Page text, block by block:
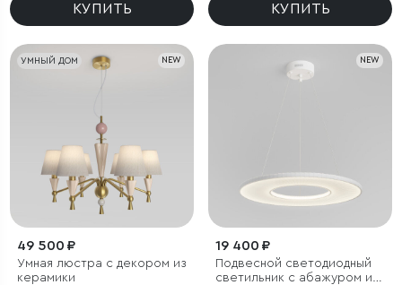
КУПИТЬ КУПИТЬ
УМНЫЙ ДОМ NEW
49 500 ₽
Умная люстра с декором из
керамики
NEW
19 400 ₽
Подвесной светодиодный
светильник с абажуром из